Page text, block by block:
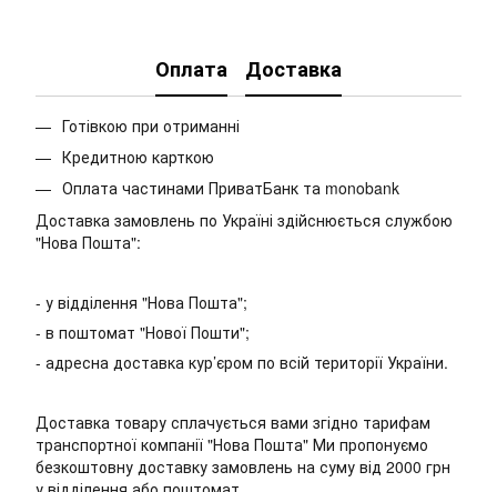
Оплата Доставка
Готівкою при отриманні
Кредитною карткою
Оплата частинами ПриватБанк та monobank
Доставка замовлень по Україні здійснюється службою
"Нова Пошта":
- у відділення "Нова Пошта";
- в поштомат "Нової Пошти";
- адресна доставка кур’єром по всій території України.
Доставка товару сплачується вами згідно тарифам
транспортної компанії "Нова Пошта" Ми пропонуємо
безкоштовну доставку замовлень на суму від 2000 грн